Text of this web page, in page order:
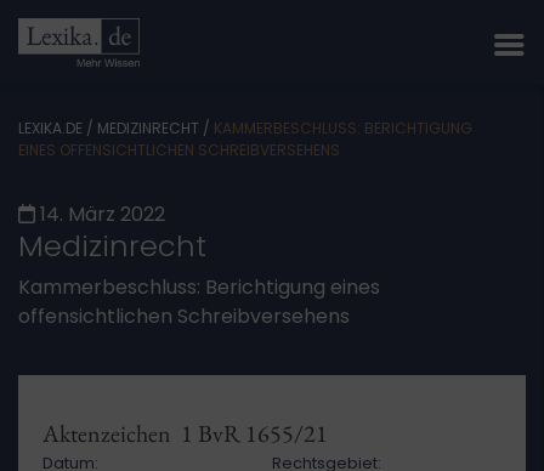
LEXIKA.DE / MEDIZINRECHT / KAMMERBESCHLUSS: BERICHTIGUNG
EINES OFFENSICHTLICHEN SCHREIBVERSEHENS
14. März 2022
Medizinrecht
Kammerbeschluss: Berichtigung eines
offensichtlichen Schreibversehens
Aktenzeichen 1 BvR 1655/21
Datum: Rechtsgebiet: